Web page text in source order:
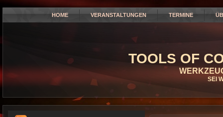
HOME VERANSTALTUNGEN TERMINE
TOOLS OF
SEI